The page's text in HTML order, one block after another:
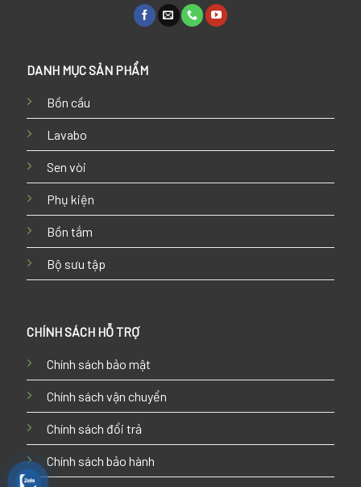
DANH MỤC SẢN PHẨM
Bồn cầu
Lavabo
Sen vòi
Phụ kiện
Bồn tắm
Bộ sưu tập
CHÍNH SÁCH HỖ TRỢ
Chính sách bảo mật
Chính sách vận chuyển
Chính sách đổi trả
Chính sách bảo hành